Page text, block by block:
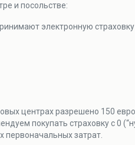
и посольстве:
электронную
центрах разрешено 150
покупать страховку с 0
первоначальных затрат.